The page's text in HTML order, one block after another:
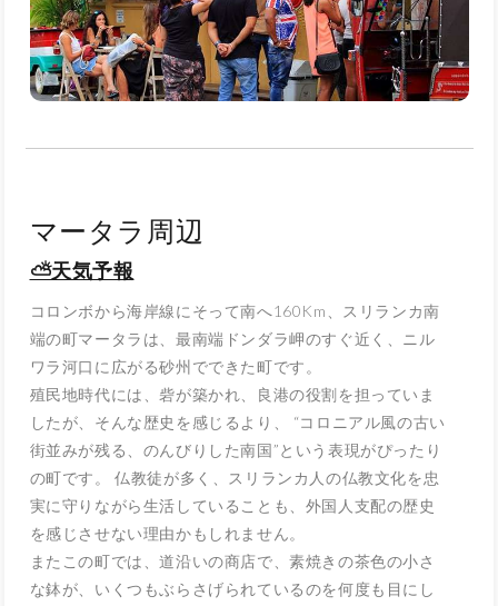
マータラ周辺
⛅天気予報
コロンボから海岸線にそって南へ160Km 、スリランカ南
端の町マータラは、最南端ドンダラ岬のすぐ近く、ニル
ワラ河口に広がる砂州でできた町です。
殖民地時代には、砦が築かれ、良港の役割を担っていま
したが、そんな歴史を感じるより、 “コロニアル風の古い
街並みが残る、のんびりした南国”という表現がぴったり
の町です。 仏教徒が多く、スリランカ人の仏教文化を忠
実に守りながら生活していることも、外国人支配の歴史
を感じさせない理由かもしれません。
またこの町では、道沿いの商店で、素焼きの茶色の小さ
な鉢が、いくつもぶらさげられているのを何度も目にし